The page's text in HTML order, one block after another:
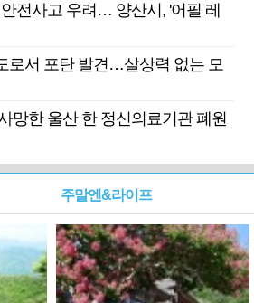
전사고 우려… 양산시, '어필 레
로서 포탄 발견…살상력 없는 모
망한 울산 한 정신의료기관 폐원
주말엔&라이프